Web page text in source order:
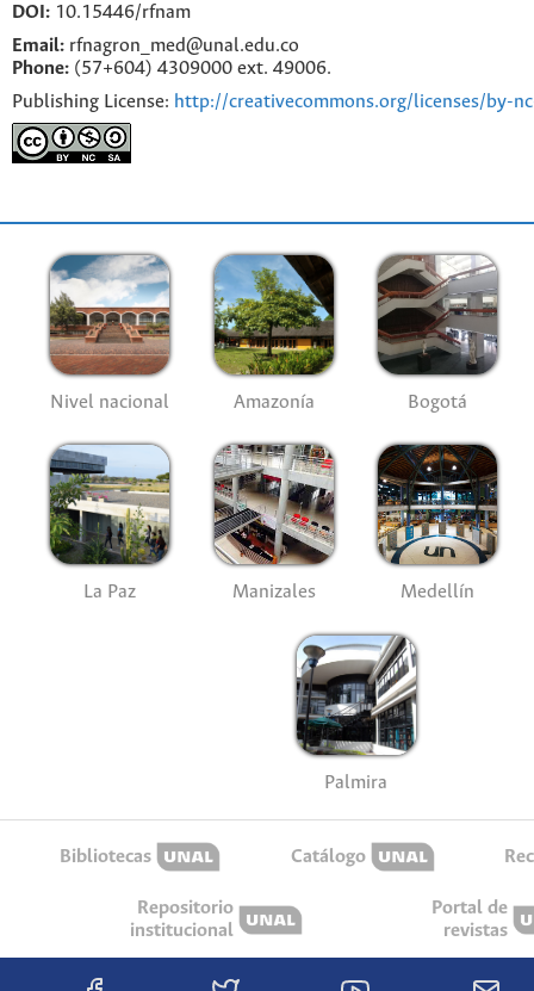
DOI: 10.15446/rfnam
Email: rfnagron_med@unal.edu.co
Phone: (57+604) 4309000 ext. 49006.
Publishing License: http://creativecommons.org/licenses/by-
Nivel nacional Amazonía Bogotá
La Paz Manizales Medellín
Palmira
Bibliotecas Catálogo
Repositorio
institucional
Portal de
revistas